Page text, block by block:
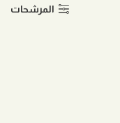
المرشحات